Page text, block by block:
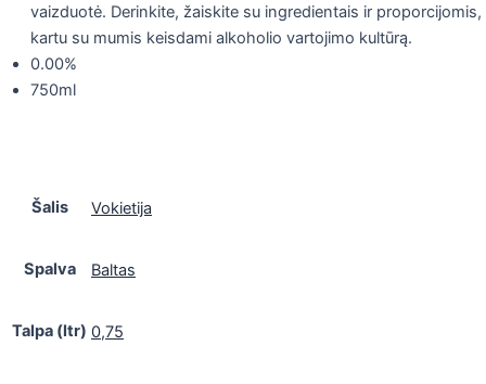
vaizduotė. Derinkite, žaiskite su ingredientais ir proporcijomis,
kartu su mumis keisdami alkoholio vartojimo kultūrą.
0.00%
750ml
Šalis Vokietija
Spalva Baltas
Talpa (ltr) 0,75